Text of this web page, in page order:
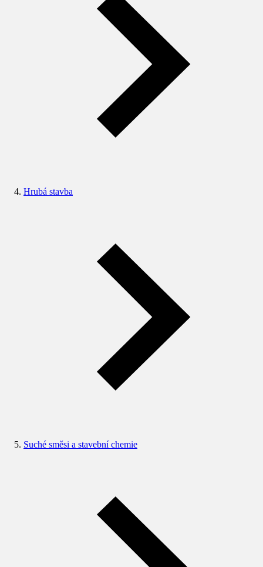
Hrubá stavba
Suché směsi a stavební chemie